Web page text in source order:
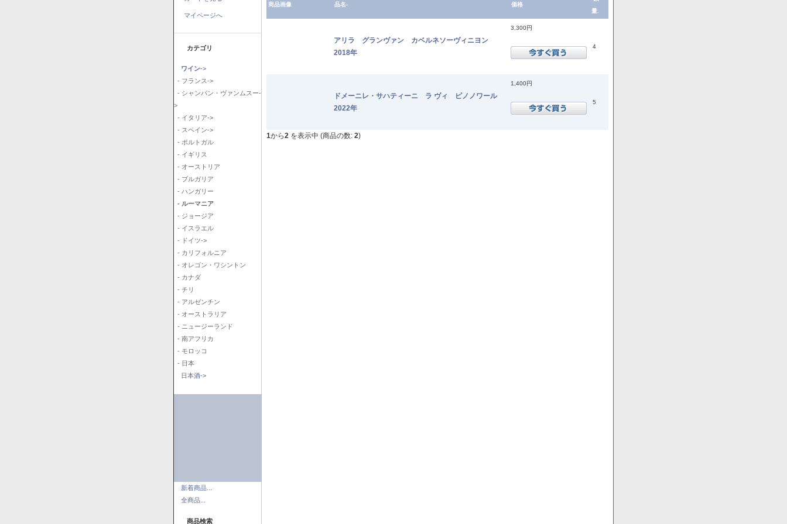
マイページへ
カテゴリ
ワイン->
- フランス->
- シャンパン・ヴァンムスー-
>
- イタリア->
- スペイン->
- ポルトガル
- イギリス
- オーストリア
- ブルガリア
- ハンガリー
- ルーマニア
- ジョージア
- イスラエル
- ドイツ->
- カリフォルニア
- オレゴン・ワシントン
- カナダ
- チリ
- アルゼンチン
- オーストラリア
- ニュージーランド
- 南アフリカ
- モロッコ
- 日本
日本酒->
新着商品...
全商品...
商品検索
商品画像 品名- 価格
量.
アリラ グランヴァン カベルネソーヴィニヨン
2018年
3,300円
4
ドメーニレ・サハティーニ ラ ヴィ ピノノワール
2022年
1,400円
5
1から2 を表示中 (商品の数: 2)